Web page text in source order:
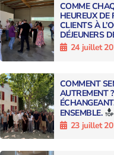
COMME
HEUREUX DE
CLIENTS À
DÉJEUNERS
24 juillet
COMMENT
AUTREMENT
ENSEMBLE.
23 juillet